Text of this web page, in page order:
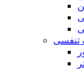
تنفسی